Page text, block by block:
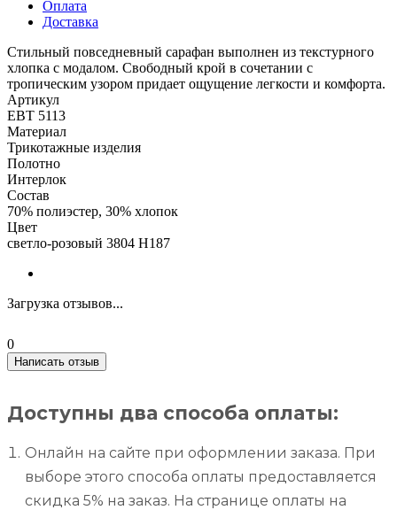
Оплата
Доставка
Стильный повседневный сарафан выполнен из текстурного
хлопка с модалом. Свободный крой в сочетании с
тропическим узором придает ощущение легкости и комфорта.
Артикул
ЕВТ 5113
Материал
Трикотажные изделия
Полотно
Интерлок
Состав
70% полиэстер, 30% хлопок
Цвет
светло-розовый 3804 Н187
Загрузка отзывов...
0
Написать отзыв
Доступны два способа оплаты:
Онлайн на сайте при оформлении заказа. При
выборе этого способа оплаты предоставляется
скидка 5% на заказ. На странице оплаты на